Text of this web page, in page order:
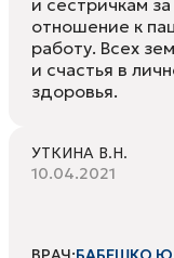
отношение к
работу. Всех
и счастья в
здоровья.
УТКИНА В.Н.
10.04.2021